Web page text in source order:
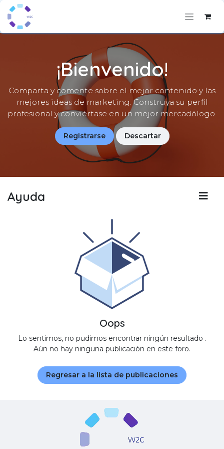
Ir al contenido
¡Bienvenido!
Comparta y comente sobre el mejor contenido y las
mejores ideas de marketing. Construya su perfil
profesional y conviértase en un mejor mercadólogo.
Registrarse Descartar
Ayuda
Oops
Lo sentimos, no pudimos encontrar ningún resultado .
Aún no hay ninguna publicación en este foro.
Regresar a la lista de publicaciones